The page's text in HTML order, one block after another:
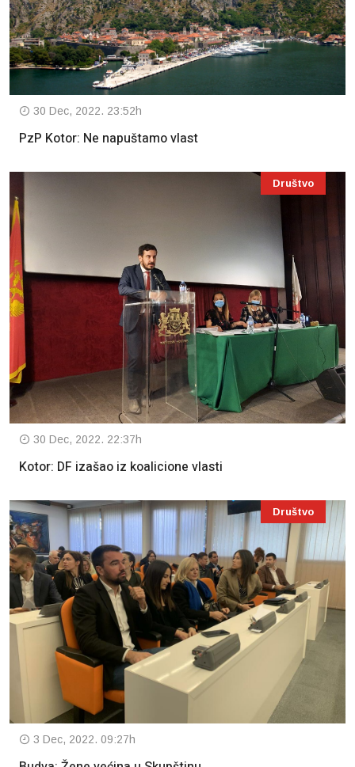
30 Dec, 2022. 23:52h
PzP Kotor: Ne napuštamo vlast
Društvo
30 Dec, 2022. 22:37h
Kotor: DF izašao iz koalicione vlasti
Društvo
3 Dec, 2022. 09:27h